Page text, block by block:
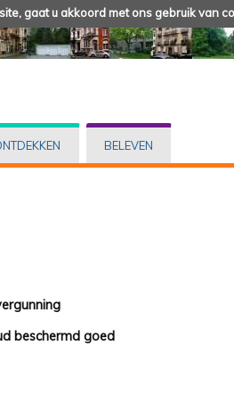
gaat u akkoord met ons gebruik van
BELEVEN
beschermd goed